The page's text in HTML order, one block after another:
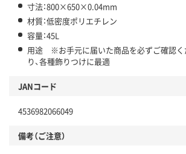
寸法：800×650×0.04mm
材質：低密度ポリエチレン
容量：45L
用途 ※お手元に届いた商品を必ずご確認く
り、各種飾りつけに最適
JANコード
4536982066049
備考（ご注意）